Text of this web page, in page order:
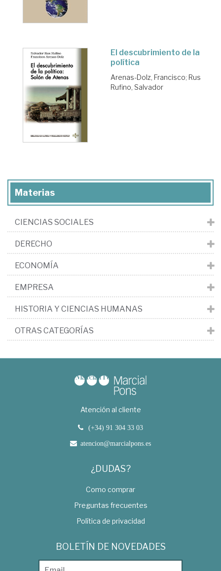
El descubrimiento de la
política
Arenas-Dolz, Francisco; Rus
Rufino, Salvador
Materias
CIENCIAS SOCIALES
DERECHO
ECONOMÍA
EMPRESA
HISTORIA Y CIENCIAS HUMANAS
OTRAS CATEGORÍAS
Atención al cliente
(+34) 91 304 33 03
atencion@marcialpons.es
¿DUDAS?
Como comprar
Preguntas frecuentes
Política de privacidad
BOLETÍN DE NOVEDADES